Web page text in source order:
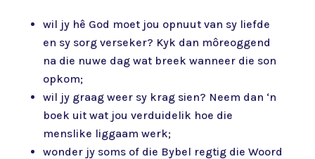
wil jy hê God moet jou opnuut van sy liefde
en sy sorg verseker? Kyk dan môreoggend
na die nuwe dag wat breek wanneer die son
opkom;
wil jy graag weer sy krag sien? Neem dan ‘n
boek uit wat jou verduidelik hoe die
menslike liggaam werk;
wonder jy soms of die Bybel regtig die Woord